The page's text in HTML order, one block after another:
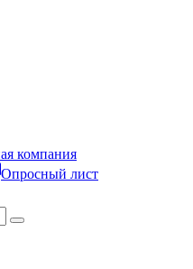
Опросный лист